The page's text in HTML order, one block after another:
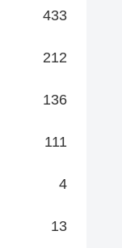
433
212
136
111
4
13